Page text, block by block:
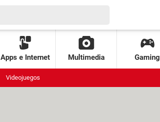
Apps e Internet Multimedia Gaming
Videojuegos